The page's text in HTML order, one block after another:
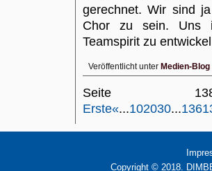
gerechnet. Wir sind
Chor zu sein. Uns
Teamspirit zu
Veröffentlicht unter Medien-Blog
Seite
Erste«...102030...136
Copyright © 2018.